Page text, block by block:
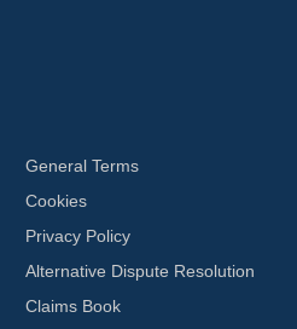
General Terms
Cookies
Privacy Policy
Alternative Dispute Resolution
Claims Book